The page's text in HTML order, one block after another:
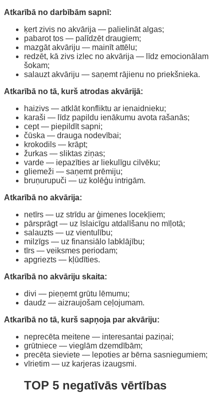
Atkarībā no darbībām sapnī:
ķert zivis no akvārija — palielināt algas;
pabarot tos — palīdzēt draugiem;
mazgāt akvāriju — mainīt attēlu;
redzēt, kā zivs izlec no akvārija — līdz emocionālam
šokam;
salauzt akvāriju — saņemt rājienu no priekšnieka.
Atkarībā no tā, kurš atrodas akvārijā:
haizivs — atklāt konfliktu ar ienaidnieku;
karaši — līdz papildu ienākumu avota rašanās;
cept — piepildīt sapni;
čūska — drauga nodevībai;
krokodils — krāpt;
žurkas — sliktas ziņas;
varde — iepazīties ar liekulīgu cilvēku;
gliemeži — saņemt prēmiju;
bruņurupuči — uz kolēģu intrigām.
Atkarībā no akvārija:
netīrs — uz strīdu ar ģimenes locekļiem;
pārsprāgt — uz īslaicīgu atdalīšanu no mīļotā;
salauzts — uz vientulību;
milzīgs — uz finansiālo labklājību;
tīrs — veiksmes periodam;
apgriezts — kļūdīties.
Atkarībā no akvāriju skaita:
divi — pieņemt grūtu lēmumu;
daudz — aizraujošam ceļojumam.
Atkarībā no tā, kurš sapņoja par akvāriju:
neprecēta meitene — interesantai paziņai;
grūtniece — vieglām dzemdībām;
precēta sieviete — lepoties ar bērna sasniegumiem;
vīrietim — uz karjeras izaugsmi.
TOP 5 negatīvās vērtības